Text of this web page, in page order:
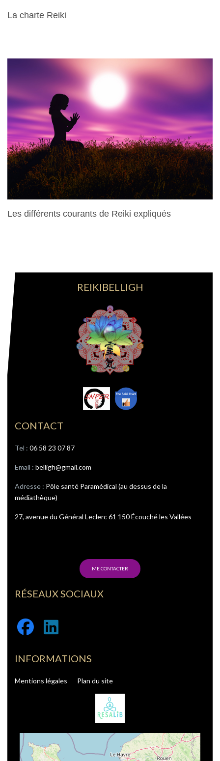
La charte Reiki
Les différents courants de Reiki expliqués
REIKIBELLIGH
CONTACT
Tel : ‭ 06 58 23 07 87
Email : belligh@gmail.com
Adresse : Pôle santé Paramédical (au dessus de la
médiathèque)
27, avenue du Général Leclerc 61 150 Écouché les Vallées
ME CONTACTER
RÉSEAUX SOCIAUX
Facebook
Linkedin
INFORMATIONS
Mentions légales Plan du site